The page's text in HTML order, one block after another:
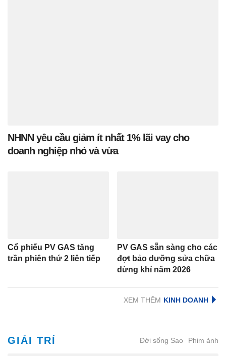
NHNN yêu cầu giảm ít nhất 1% lãi vay cho
doanh nghiệp nhỏ và vừa
Cổ phiếu PV GAS tăng
trần phiên thứ 2 liên tiếp
PV GAS sẵn sàng cho các
đợt bảo dưỡng sửa chữa
dừng khí năm 2026
XEM THÊM
GIẢI TRÍ Đời sống Sao Phim ảnh